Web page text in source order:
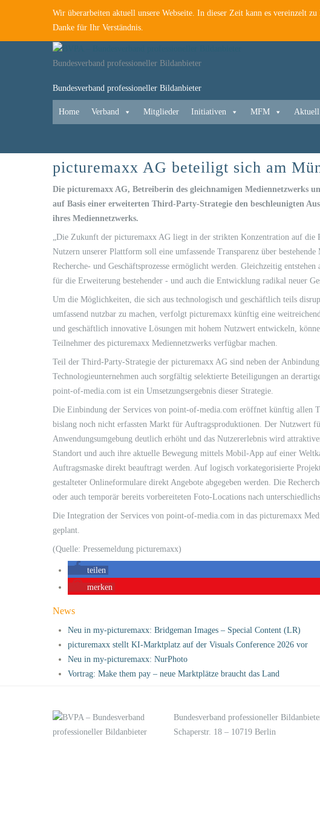
Wir überarbeiten aktuell unsere Webseite. In dieser Zeit kann es vereinzelt
Danke für Ihr Verständnis.
Bundesverband professioneller Bildanbieter
Bundesverband professioneller Bildanbieter
Home Verband Mitglieder Initiativen MFM Aktuell
picturemaxx AG beteiligt sich am
Die picturemaxx AG, Betreiberin des gleichnamigen Mediennetzwerks
auf Basis einer erweiterten Third-Party-Strategie den beschleunigten
ihres Mediennetzwerks.
„Die Zukunft der picturemaxx AG liegt in der strikten Konzentration auf
Nutzern unserer Plattform soll eine umfassende Transparenz über
Recherche- und Geschäftsprozesse ermöglicht werden. Gleichzeitig
für die Erweiterung bestehender - und auch die Entwicklung radikal neuer
Um die Möglichkeiten, die sich aus technologisch und geschäftlich teils
umfassend nutzbar zu machen, verfolgt picturemaxx künftig eine
und geschäftlich innovative Lösungen mit hohem Nutzwert entwickeln,
Teilnehmer des picturemaxx Mediennetzwerks verfügbar machen.
Teil der Third-Party-Strategie der picturemaxx AG sind neben der
Technologieunternehmen auch sorgfältig selektierte Beteiligungen an
point-of-media.com ist ein Umsetzungsergebnis dieser Strategie.
Die Einbindung der Services von point-of-media.com eröffnet künftig allen
bislang noch nicht erfassten Markt für Auftragsproduktionen. Der Nutzwert
Anwendungsumgebung deutlich erhöht und das Nutzererlebnis wird
Standort und auch ihre aktuelle Bewegung mittels Mobil-App auf einer
Auftragsmaske direkt beauftragt werden. Auf logisch vorkategorisierte
gestalteter Onlineformulare direkt Angebote abgegeben werden. Die
oder auch temporär bereits vorbereiteten Foto-Locations nach
Die Integration der Services von point-of-media.com in das picturemaxx
geplant.
(Quelle: Pressemeldung picturemaxx)
teilen
merken
News
Neu in my-picturemaxx: Bridgeman Images – Special Content (LR)
picturemaxx stellt KI-Marktplatz auf der Visuals Conference 2026 vor
Neu in my-picturemaxx: NurPhoto
Vortrag: Make them pay – neue Marktplätze braucht das Land
Bundesverband professioneller
Schaperstr. 18 – 10719 Berlin